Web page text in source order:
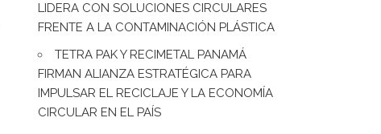
LIDERA CON SOLUCIONES CIRCULARES
FRENTE A LA CONTAMINACIÓN PLÁSTICA
TETRA PAK Y RECIMETAL PANAMÁ
FIRMAN ALIANZA ESTRATÉGICA PARA
IMPULSAR EL RECICLAJE Y LA ECONOMÍA
CIRCULAR EN EL PAÍS